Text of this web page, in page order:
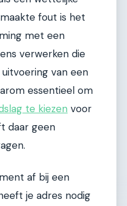
fout is het
met een
verwerken die
van een
essentieel om
te kiezen voor
daar geen
af bij een
je adres nodig